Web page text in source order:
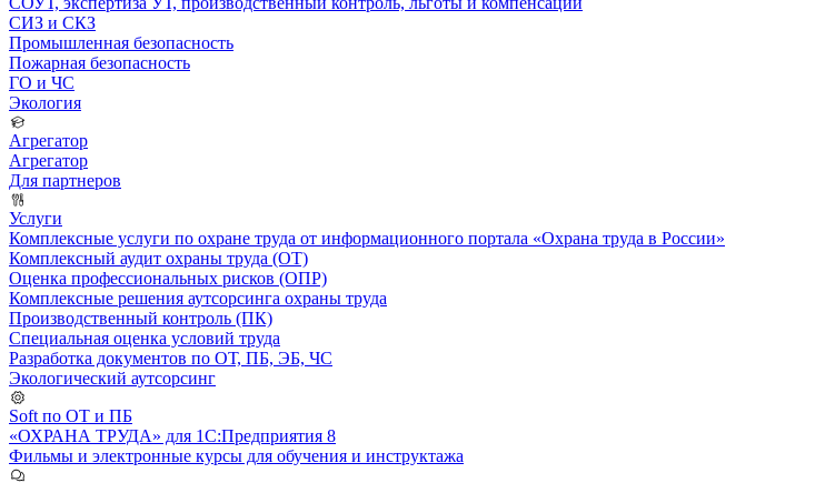
СИЗ и СКЗ
Промышленная безопасность
Пожарная безопасность
ГО и ЧС
Экология
Агрегатор
Агрегатор
Для партнеров
Услуги
Комплексные услуги по охране труда от информационного портала «Охрана труда в России»
Комплексный аудит охраны труда (ОТ)
Оценка профессиональных рисков (ОПР)
Комплексные решения аутсорсинга охраны труда
Производственный контроль (ПК)
Специальная оценка условий труда
Разработка документов по ОТ, ПБ, ЭБ, ЧС
Экологический аутсорсинг
Soft по ОТ и ПБ
«ОХРАНА ТРУДА» для 1С:Предприятия 8
Фильмы и электронные курсы для обучения и инструктажа